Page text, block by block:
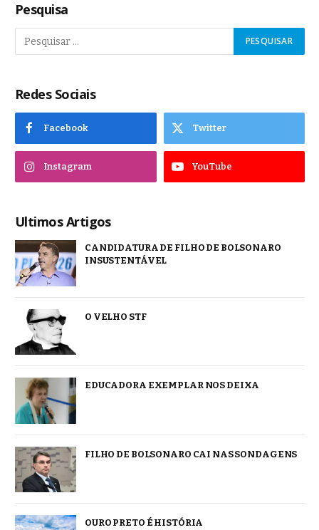
Pesquisa
Redes Sociais
Facebook Twitter
Instagram YouTube
Ultimos Artigos
CANDIDATURA DE FILHO DE BOLSONARO
INSUSTENTÁVEL
O VELHO STF
EDUCADORA EXEMPLAR NOS DEIXA
FILHO DE BOLSONARO CAI NAS SONDAGENS
OURO PRETO É HISTÓRIA